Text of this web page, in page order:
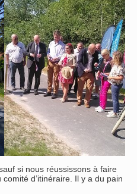
si nous réussissons à faire
d’itinéraire. Il y a du pain